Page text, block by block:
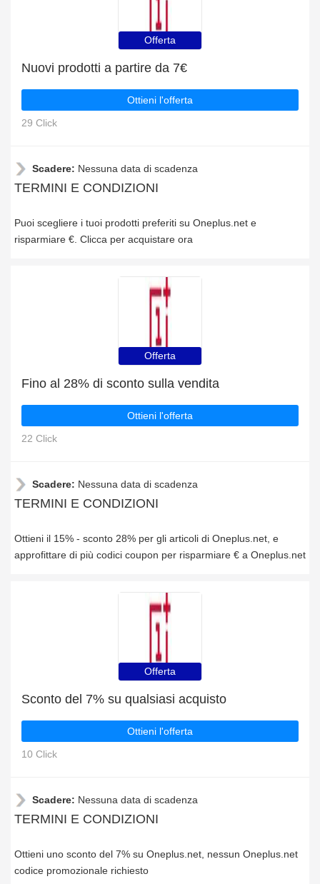
Offerta
Nuovi prodotti a partire da 7€
Ottieni l'offerta
29 Click
Scadere: Nessuna data di scadenza
TERMINI E CONDIZIONI
Puoi scegliere i tuoi prodotti preferiti su Oneplus.net e
risparmiare €. Clicca per acquistare ora
Offerta
Fino al 28% di sconto sulla vendita
Ottieni l'offerta
22 Click
Scadere: Nessuna data di scadenza
TERMINI E CONDIZIONI
Ottieni il 15% - sconto 28% per gli articoli di Oneplus.net, e
approfittare di più codici coupon per risparmiare € a Oneplus.net
Offerta
Sconto del 7% su qualsiasi acquisto
Ottieni l'offerta
10 Click
Scadere: Nessuna data di scadenza
TERMINI E CONDIZIONI
Ottieni uno sconto del 7% su Oneplus.net, nessun Oneplus.net
codice promozionale richiesto